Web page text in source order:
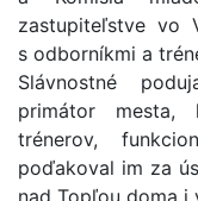
zastupiteľstve vo
s odborníkmi a
Slávnostné
primátor mesta,
trénerov,
poďakoval im za
nad Topľou doma i